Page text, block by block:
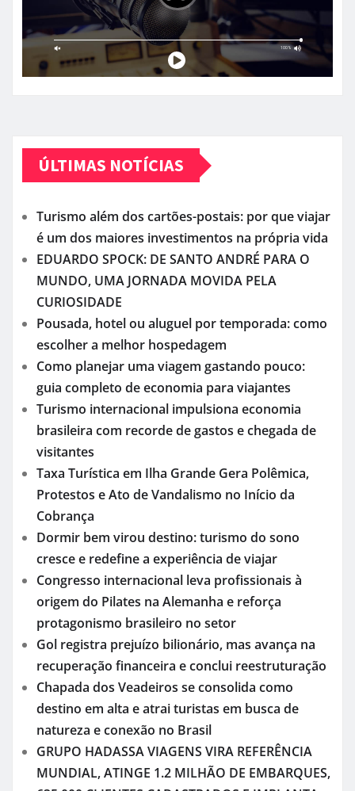
ÚLTIMAS NOTÍCIAS
Turismo além dos cartões-postais: por que viajar
é um dos maiores investimentos na própria vida
EDUARDO SPOCK: DE SANTO ANDRÉ PARA O
MUNDO, UMA JORNADA MOVIDA PELA
CURIOSIDADE
Pousada, hotel ou aluguel por temporada: como
escolher a melhor hospedagem
Como planejar uma viagem gastando pouco:
guia completo de economia para viajantes
Turismo internacional impulsiona economia
brasileira com recorde de gastos e chegada de
visitantes
Taxa Turística em Ilha Grande Gera Polêmica,
Protestos e Ato de Vandalismo no Início da
Cobrança
Dormir bem virou destino: turismo do sono
cresce e redefine a experiência de viajar
Congresso internacional leva profissionais à
origem do Pilates na Alemanha e reforça
protagonismo brasileiro no setor
Gol registra prejuízo bilionário, mas avança na
recuperação financeira e conclui reestruturação
Chapada dos Veadeiros se consolida como
destino em alta e atrai turistas em busca de
natureza e conexão no Brasil
GRUPO HADASSA VIAGENS VIRA REFERÊNCIA
MUNDIAL, ATINGE 1.2 MILHÃO DE EMBARQUES,